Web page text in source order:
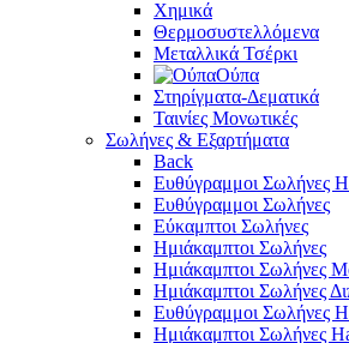
Χημικά
Θερμοσυστελλόμενα
Μεταλλικά Τσέρκι
Ούπα
Στηρίγματα-Δεματικά
Ταινίες Μονωτικές
Σωλήνες & Εξαρτήματα
Back
Ευθύγραμμοι Σωλήνες
Ευθύγραμμοι Σωλήνες
Εύκαμπτοι Σωλήνες
Ημιάκαμπτοι Σωλήνες
Ημιάκαμπτοι Σωλήνες
Ημιάκαμπτοι Σωλήνες
Ευθύγραμμοι Σωλήνες
Ημιάκαμπτοι Σωλήνες